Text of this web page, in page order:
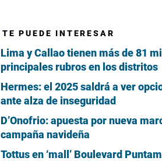
TE PUEDE INTERESAR
Lima y Callao tienen más de 81
principales rubros en los distritos
Hermes: el 2025 saldrá a ver
ante alza de inseguridad
D’Onofrio: apuesta por nueva
campaña navideña
Tottus en ‘mall’ Boulevard